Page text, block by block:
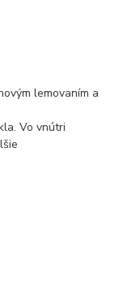
lemovaním a
Vo vnútri